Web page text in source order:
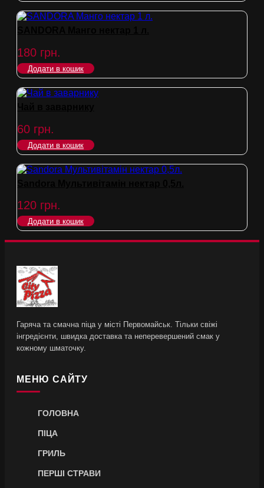
180 грн.
Додати в кошик
60 грн.
Додати в кошик
120 грн.
Додати в кошик
Гаряча та смачна піца у місті Первомайськ. Тільки свіжі
інгредієнти, швидка доставка та неперевершений смак у
кожному шматочку.
МЕНЮ САЙТУ
ГОЛОВНА
ПІЦА
ГРИЛЬ
ПЕРШІ СТРАВИ